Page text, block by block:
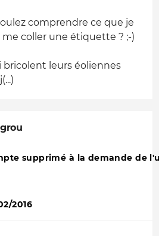
comprendre ce que je
me coller une étiquette ? ;-)
bricolent leurs éoliennes
supprimé à la demande de
2016